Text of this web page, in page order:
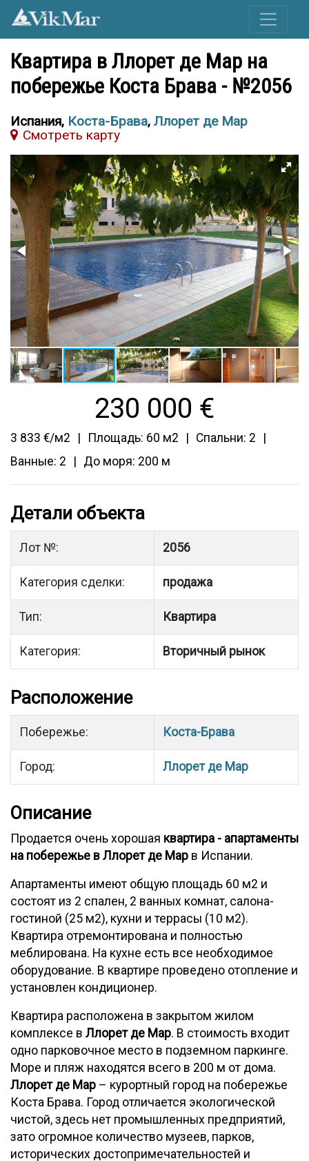
Квартира в Ллорет де Мар на
побережье Коста Брава - №2056
Испания, Коста-Брава, Ллорет де Мар
Cмотреть карту
230 000 €
3 833 €/м2 Площадь: 60 м2
Спальни: 2
Ванные: 2
До моря: 200 м
Детали объекта
Лот №: 2056
Категория сделки: продажа
Тип: Квартира
Категория: Вторичный рынок
Расположение
Побережье: Коста-Брава
Город: Ллорет де Мар
Описание
Продается очень хорошая квартира - апартаменты
на побережье в Ллорет де Мар в Испании.
Апартаменты имеют общую площадь 60 м2 и
состоят из 2 спален, 2 ванных комнат, салона-
гостиной (25 м2), кухни и террасы (10 м2).
Квартира отремонтирована и полностью
меблирована. На кухне есть все необходимое
оборудование. В квартире проведено отопление и
установлен кондиционер.
Квартира расположена в закрытом жилом
комплексе в Ллорет де Мар. В стоимость входит
одно парковочное место в подземном паркинге.
Море и пляж находятся всего в 200 м от дома.
Ллорет де Мар – курортный город на побережье
Коста Брава. Город отличается экологической
чистой, здесь нет промышленных предприятий,
зато огромное количество музеев, парков,
исторических достопримечательностей и